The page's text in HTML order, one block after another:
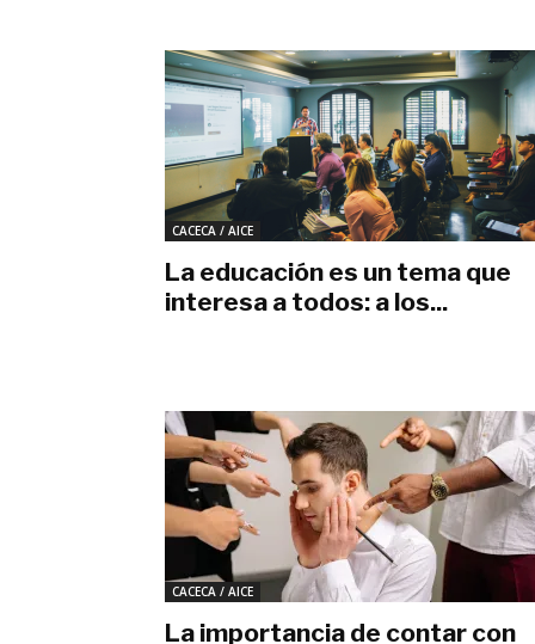
CACECA / AICE
La educación es un tema que
interesa a todos: a los...
CACECA / AICE
La importancia de contar con